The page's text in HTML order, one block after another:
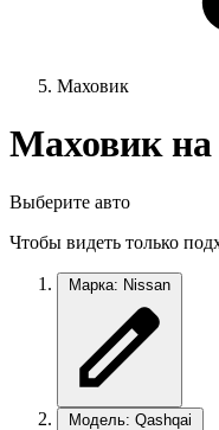
Маховик
Маховик на
Выберите авто
Чтобы видеть только
Марка: Nissan
Модель: Qashqai